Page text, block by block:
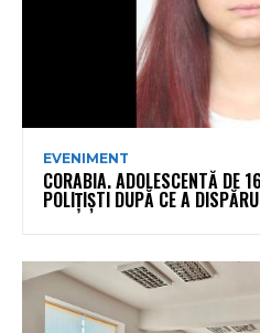
EVENIMENT
CORABIA. ADOLESCENTĂ DE
POLIȚIȘTI DUPĂ CE A